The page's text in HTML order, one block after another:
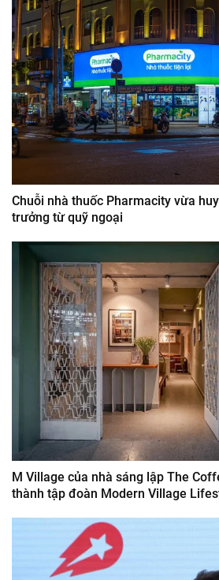
Chuỗi nhà thuốc Pharmacity vừa
trưởng từ quỹ ngoại
M Village của nhà sáng lập The
thành tập đoàn Modern Village